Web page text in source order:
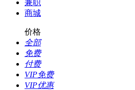
兼职
商城
价格
全部
免费
付费
VIP免费
VIP优惠